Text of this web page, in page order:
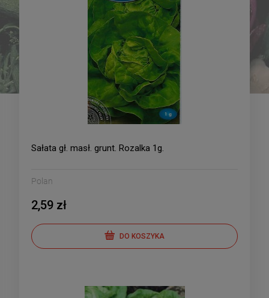
Pomidor pod osłony
Solanum lycopersicum L.
Pink Sun - mieszaniec
DO KOSZYKA
Papryka - słodka Tongua -
Sałata gł. masł. grunt. Rozalka 1g.
Polan
2,59 zł
DO KOSZYKA